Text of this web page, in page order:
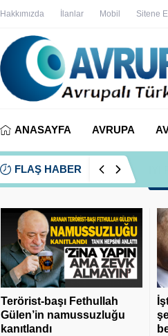
Hakkımızda İlanlar Mobil Sitene
ANASAYFA AVRUPA
FLAŞ HABER
Terörist-başı Fethullah
Gülen’in namussuzluğu
kanıtlandı